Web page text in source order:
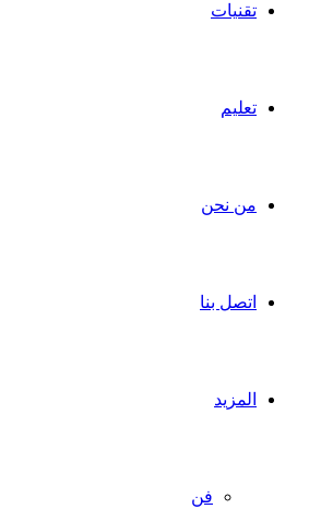
تقنيات
تعليم
من نحن
اتصل بنا
المزيد
فن